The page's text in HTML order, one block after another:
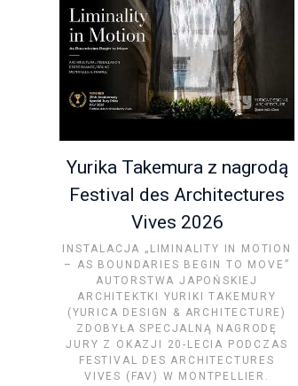
Yurika Takemura z nagrodą
Festival des Architectures
Vives 2026
INSTALACJA „LIMINALITY IN MOTION
– AS BOUNDARIES BEGIN TO MOVE”
AUTORSTWA JAPOŃSKIEJ
ARCHITEKTKI YURIKI TAKEMURY
(YURICA DESIGN & ARCHITECTURE)
ZDOBYŁA SPECJALNĄ NAGRODĘ
JURY Z OKAZJI 20-LECIA PODCZAS
FESTIVAL DES ARCHITECTURES
VIVES (FAV) W MONTPELLIER.